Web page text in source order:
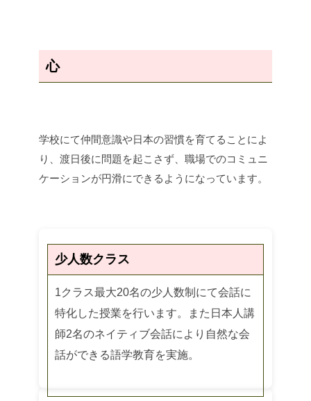
心
学校にて仲間意識や日本の習慣を育てることによ
り、渡日後に問題を起こさず、職場でのコミュニ
ケーションが円滑にできるようになっています。
少人数クラス
1クラス最大20名の少人数制にて会話に
特化した授業を行います。また日本人講
師2名のネイティブ会話により自然な会
話ができる語学教育を実施。